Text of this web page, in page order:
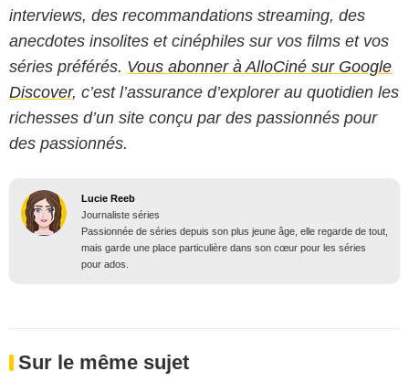
interviews, des recommandations streaming, des
anecdotes insolites et cinéphiles sur vos films et vos
séries préférés. Vous abonner à AlloCiné sur Google
Discover, c’est l’assurance d’explorer au quotidien les
richesses d’un site conçu par des passionnés pour
des passionnés.
Lucie Reeb
Journaliste séries
Passionnée de séries depuis son plus jeune âge, elle regarde de tout,
mais garde une place particulière dans son cœur pour les séries
pour ados.
Sur le même sujet